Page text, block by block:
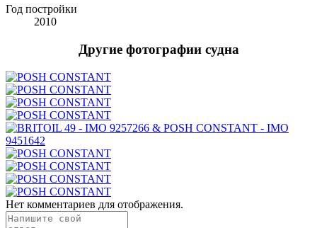
Год постройки
2010
Другие фотографии судна
Нет комментариев для отображения.